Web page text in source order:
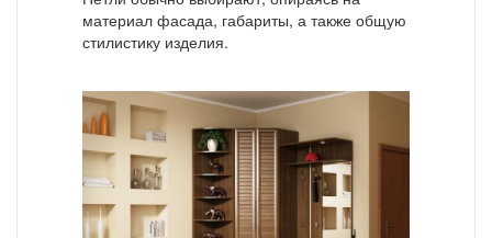
материал фасада, габариты, а также общую
стилистику изделия.